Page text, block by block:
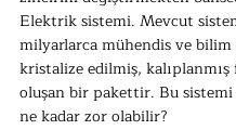
Elektrik sistemi. Mevcut
milyarlarca mühendis ve bilim
kristalize edilmiş,
oluşan bir pakettir. Bu
ne kadar zor olabilir?